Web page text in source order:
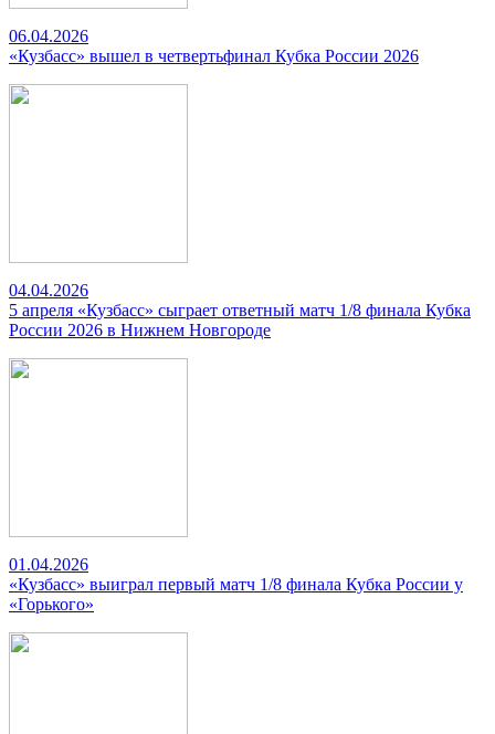
06.04.2026
«Кузбасс» вышел в четвертьфинал Кубка России 2026
04.04.2026
5 апреля «Кузбасс» сыграет ответный матч 1/8 финала Кубка
России 2026 в Нижнем Новгороде
01.04.2026
«Кузбасс» выиграл первый матч 1/8 финала Кубка России у
«Горького»